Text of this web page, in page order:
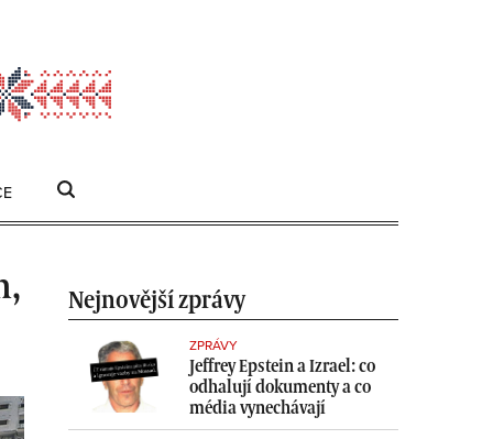
for:
Nejnovější zprávy
ZPRÁVY
Jeffrey Epstein a Izrael: co
odhalují dokumenty a co
média vynechávají